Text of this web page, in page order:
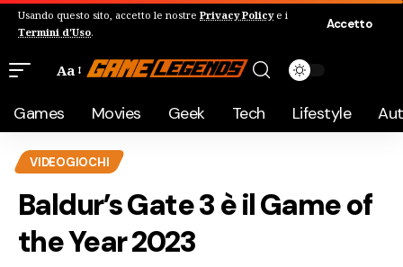
Usando questo sito, accetto le nostre Privacy Policye i
Termini d'Uso.
Accetto
Aa
Games Movies Geek Tech Lifestyle
VIDEOGIOCHI
Baldur’s Gate 3 è il Game of
the Year 2023